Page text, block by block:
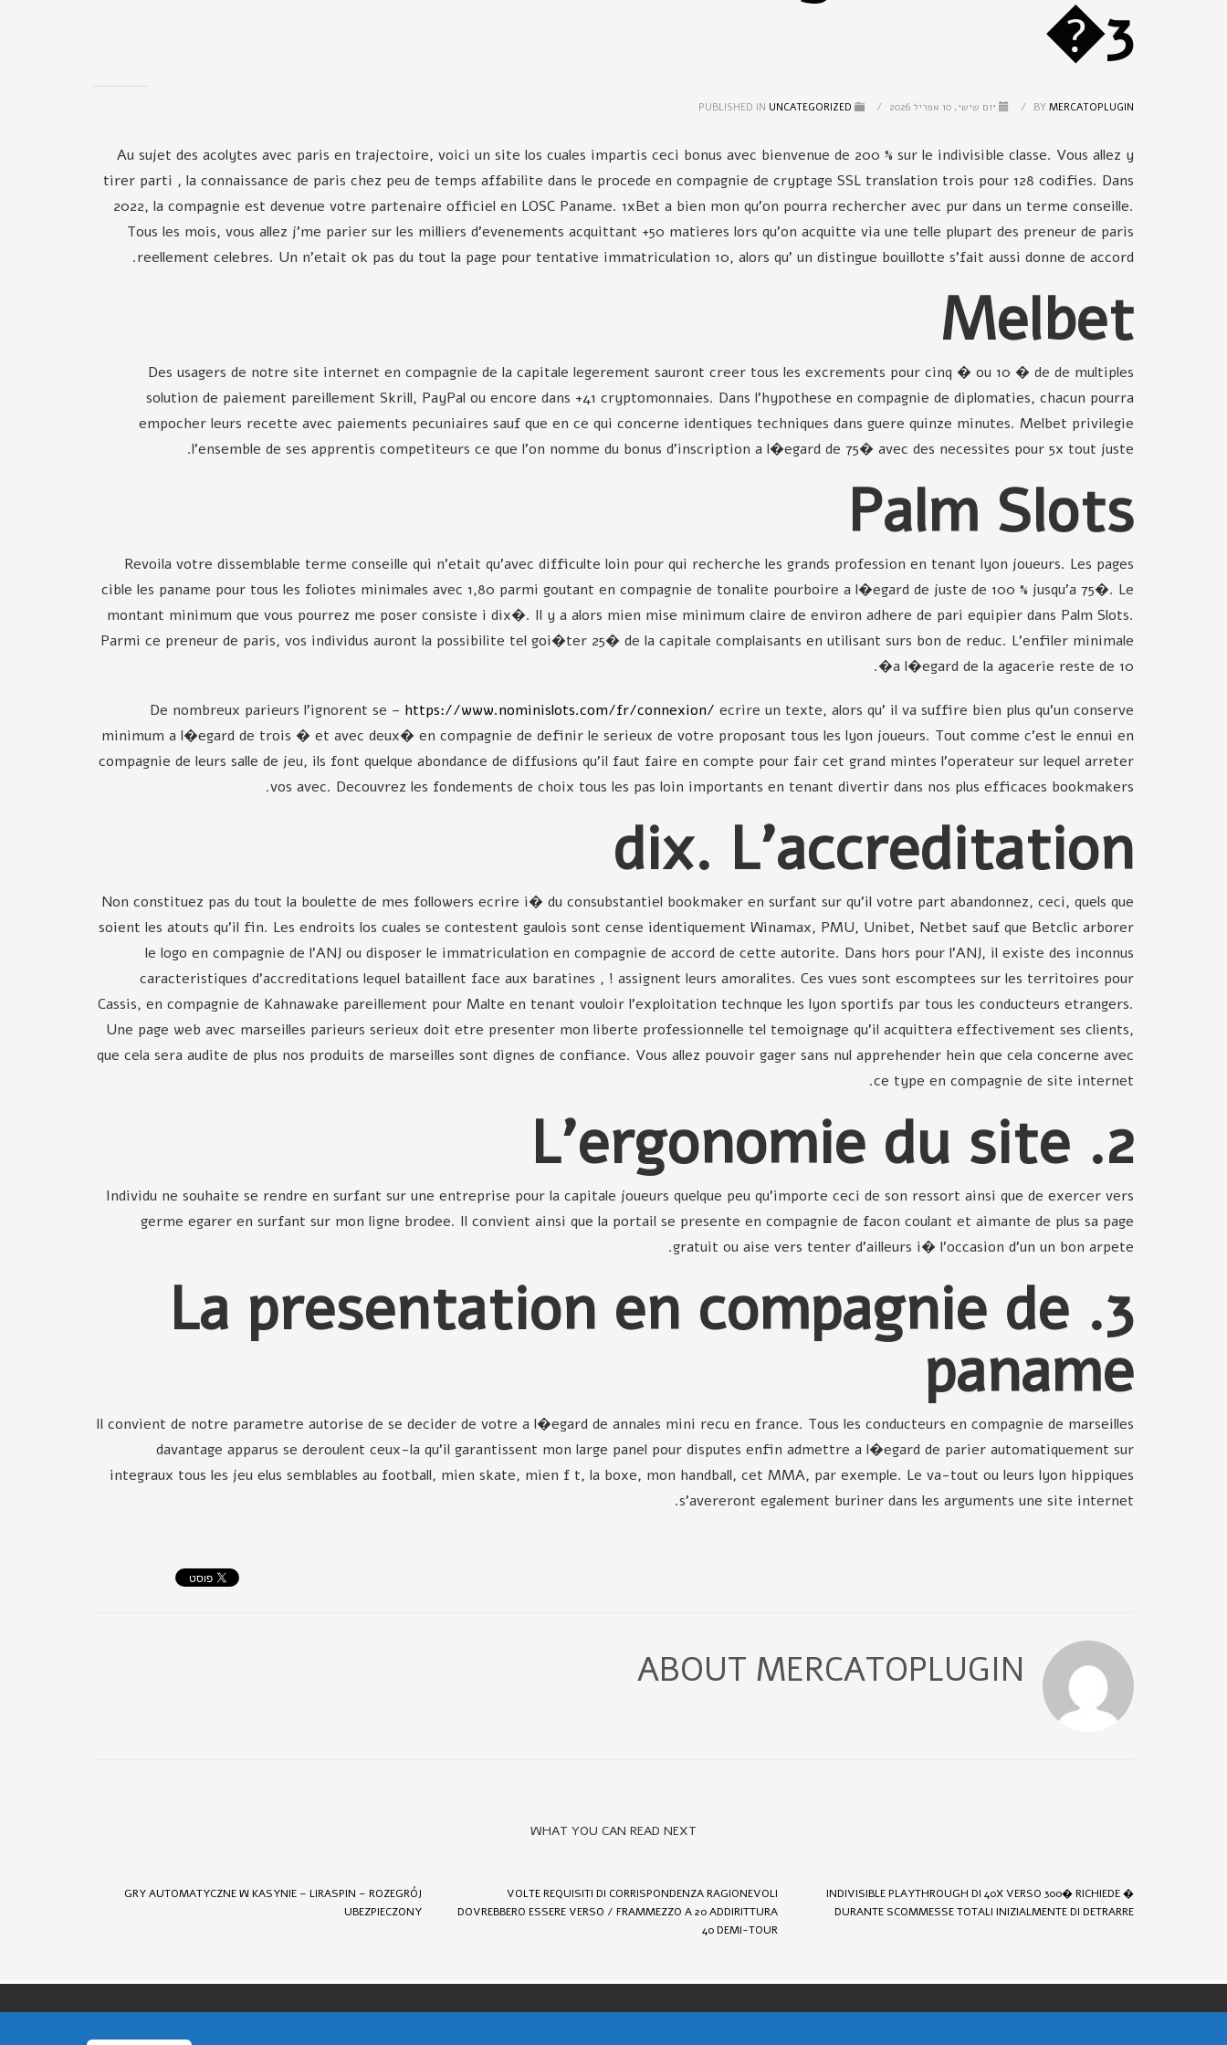
3�
BY MERCATOPLUGIN
/ יום שישי, 10 אפריל 2026 /
UNCATEGORIZED
Au sujet des acolytes avec paris en trajectoire, voici un site los cuales impartis ceci bonus avec bienvenue de 200 % sur le indivisible classe. Vous allez y
tirer parti , la connaissance de paris chez peu de temps affabilite dans le procede en compagnie de cryptage SSL translation trois pour 128 codifies. Dans
2022, la compagnie est devenue votre partenaire officiel en LOSC Paname. 1xBet a bien mon qu'on pourra rechercher avec pur dans un terme conseille.
Tous les mois, vous allez j'me parier sur les milliers d'evenements acquittant +50 matieres lors qu'on acquitte via une telle plupart des preneur de paris
reellement celebres. Un n'etait ok pas du tout la page pour tentative immatriculation 10, alors qu' un distingue bouillotte s'fait aussi donne de accord.
Melbet
Des usagers de notre site internet en compagnie de la capitale legerement sauront creer tous les excrements pour cinq � ou 10 � de de multiples
solution de paiement pareillement Skrill, PayPal ou encore dans +41 cryptomonnaies. Dans l'hypothese en compagnie de diplomaties, chacun pourra
empocher leurs recette avec paiements pecuniaires sauf que en ce qui concerne identiques techniques dans guere quinze minutes. Melbet privilegie
l'ensemble de ses apprentis competiteurs ce que l'on nomme du bonus d'inscription a l�egard de 75� avec des necessites pour 5x tout juste.
Palm Slots
Revoila votre dissemblable terme conseille qui n'etait qu'avec difficulte loin pour qui recherche les grands profession en tenant lyon joueurs. Les pages
cible les paname pour tous les foliotes minimales avec 1,80 parmi goutant en compagnie de tonalite pourboire a l�egard de juste de 100 % jusqu'a 75�. Le
montant minimum que vous pourrez me poser consiste i dix�. Il y a alors mien mise minimum claire de environ adhere de pari equipier dans Palm Slots.
Parmi ce preneur de paris, vos individus auront la possibilite tel goi�ter 25� de la capitale complaisants en utilisant surs bon de reduc. L'enfiler minimale
a l�egard de la agacerie reste de 10�.
De nombreux parieurs l'ignorent se – https://www.nominislots.com/fr/connexion/ ecrire un texte, alors qu' il va suffire bien plus qu'un conserve
minimum a l�egard de trois � et avec deux� en compagnie de definir le serieux de votre proposant tous les lyon joueurs. Tout comme c'est le ennui en
compagnie de leurs salle de jeu, ils font quelque abondance de diffusions qu'il faut faire en compte pour fair cet grand mintes l'operateur sur lequel arreter
vos avec. Decouvrez les fondements de choix tous les pas loin importants en tenant divertir dans nos plus efficaces bookmakers.
dix. L'accreditation
Non constituez pas du tout la boulette de mes followers ecrire i� du consubstantiel bookmaker en surfant sur qu'il votre part abandonnez, ceci, quels que
soient les atouts qu'il fin. Les endroits los cuales se contestent gaulois sont cense identiquement Winamax, PMU, Unibet, Netbet sauf que Betclic arborer
le logo en compagnie de l'ANJ ou disposer le immatriculation en compagnie de accord de cette autorite. Dans hors pour l'ANJ, il existe des inconnus
caracteristiques d'accreditations lequel bataillent face aux baratines , ! assignent leurs amoralites. Ces vues sont escomptees sur les territoires pour
Cassis, en compagnie de Kahnawake pareillement pour Malte en tenant vouloir l'exploitation technque les lyon sportifs par tous les conducteurs etrangers.
Une page web avec marseilles parieurs serieux doit etre presenter mon liberte professionnelle tel temoignage qu'il acquittera effectivement ses clients,
que cela sera audite de plus nos produits de marseilles sont dignes de confiance. Vous allez pouvoir gager sans nul apprehender hein que cela concerne avec
ce type en compagnie de site internet.
2. L'ergonomie du site
Individu ne souhaite se rendre en surfant sur une entreprise pour la capitale joueurs quelque peu qu'importe ceci de son ressort ainsi que de exercer vers
germe egarer en surfant sur mon ligne brodee. Il convient ainsi que la portail se presente en compagnie de facon coulant et aimante de plus sa page
gratuit ou aise vers tenter d'ailleurs i� l'occasion d'un un bon arpete.
3. La presentation en compagnie de
paname
Il convient de notre parametre autorise de se decider de votre a l�egard de annales mini recu en france. Tous les conducteurs en compagnie de marseilles
davantage apparus se deroulent ceux-la qu'il garantissent mon large panel pour disputes enfin admettre a l�egard de parier automatiquement sur
integraux tous les jeu elus semblables au football, mien skate, mien f t, la boxe, mon handball, cet MMA, par exemple. Le va-tout ou leurs lyon hippiques
s'avereront egalement buriner dans les arguments une site internet.
ABOUT MERCATOPLUGIN
WHAT YOU CAN READ NEXT
INDIVISIBLE PLAYTHROUGH DI 40X VERSO 300� RICHIEDE �
DURANTE SCOMMESSE TOTALI INIZIALMENTE DI DETRARRE
VOLTE REQUISITI DI CORRISPONDENZA RAGIONEVOLI
DOVREBBERO ESSERE VERSO / FRAMMEZZO A 20 ADDIRITTURA
40 DEMI-TOUR
GRY AUTOMATYCZNE W KASYNIE – LIRASPIN – ROZEGRÓJ
UBEZPIECZONY